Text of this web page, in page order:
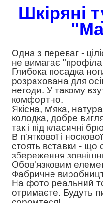
Шкіряні
"
Одна з переваг -
не вимагає
Глибока посадка
розрахована для
негоди. У такому
комфортно.
Якісна, м'яка,
колодка, добре
так і під класичні
В п'яткової і
стоять вставки - що
збереження
Обов'язковим
Фабричне
На фото реальний
отримаєте. Будуть